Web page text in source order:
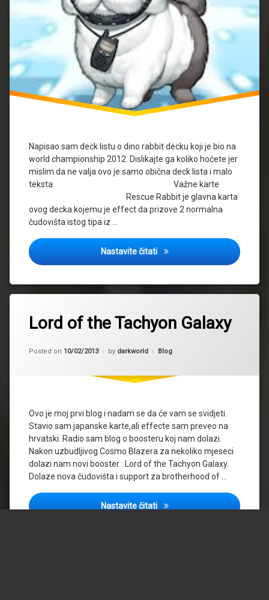
Napisao sam deck listu o dino rabbit decku koji je bio na
world championship 2012. Dislikajte ga koliko hoćete jer
mislim da ne valja ovo je samo obična deck lista i malo
teksta. Važne karte
Rescue Rabbit je glavna karta
ovog decka kojemu je effect da prizove 2 normalna
čudovišta istog tipa iz …
Nastavite čitati Deck analiza part 1: Dino
Lord of the Tachyon Galaxy
Posted on 10/02/2013 by darkworld Kategorije:
Blog
Ovo je moj prvi blog i nadam se da će vam se svidjeti.
Stavio sam japanske karte,ali effecte sam preveo na
hrvatski. Radio sam blog o boosteru koj nam dolazi.
Nakon uzbudljivog Cosmo Blazera za nekoliko mjeseci
dolazi nam novi booster : Lord of the Tachyon Galaxy.
Dolaze nova čudovišta i support za brotherhood of …
Nastavite čitati Lord of the Tachyon Galaxy